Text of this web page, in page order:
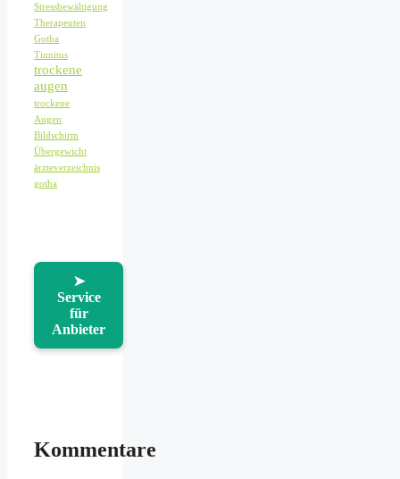
Stressbewältigung
Therapeuten
Gotha
Tinnitus
trockene
augen
trockene
Augen
Bildschirm
Übergewicht
ärzteverzeichnis
gotha
➤
Service
für
Anbieter
Kommentare